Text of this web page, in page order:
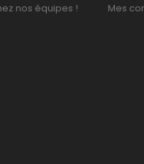
nos équipes !
Mes